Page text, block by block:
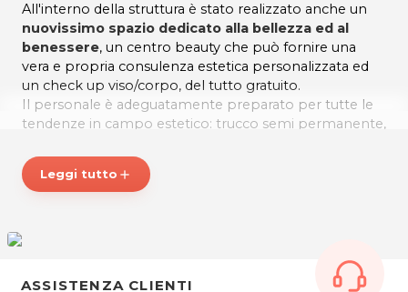
All'interno della struttura è stato realizzato anche un
nuovissimo spazio dedicato alla bellezza ed al
benessere, un centro beauty che può fornire una
vera e propria consulenza estetica personalizzata ed
un check up viso/corpo, del tutto gratuito.
Il personale è adeguatamente preparato per tutte le
tendenze in campo estetico: trucco semi permanente,
allungamento ciglia, fotoepilazione permanente,
epilazione con filo arabo, epilazione con resina,
lifting estetico, lifting viso, make up e trucco sposa, e
tantissime altri trattamenti viso e corpo tradizionali e
Leggi tutto add
ASSISTENZA CLIENTI